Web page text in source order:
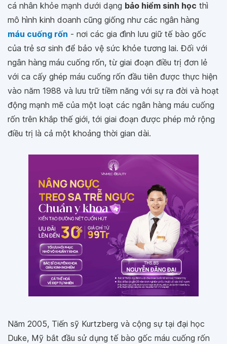
cá nhân khỏe mạnh dưới dạng bảo hiểm sinh học thì
mô hình kinh doanh cũng giống như các ngân hàng
máu cuống rốn - nơi các gia đình lưu giữ tế bào gốc
của trẻ sơ sinh để bảo vệ sức khỏe tương lai. Đối với
ngân hàng máu cuống rốn, từ giai đoạn điều trị đơn lẻ
với ca cấy ghép máu cuống rốn đầu tiên được thực hiện
vào năm 1988 và lưu trữ tiềm năng với sự ra đời và hoạt
động mạnh mẽ của một loạt các ngân hàng máu cuống
rốn trên khắp thế giới, tới giai đoạn được phép mở rộng
điều trị là cả một khoảng thời gian dài.
Năm 2005, Tiến sỹ Kurtzberg và cộng sự tại đại học
Duke, Mỹ bắt đầu sử dụng tế bào gốc máu cuống rốn